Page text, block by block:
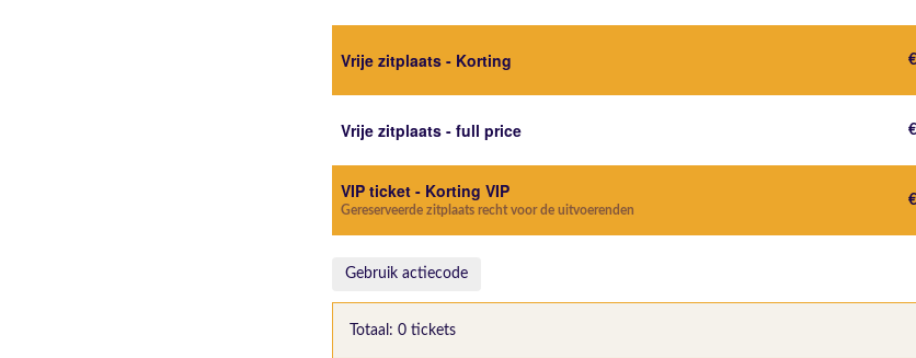
Vrije zitplaats - Korting €
Vrije zitplaats - full price €
VIP ticket - Korting VIP
Gereserveerde zitplaats recht voor de uitvoerenden
€
Gebruik actiecode
Totaal: 0 tickets